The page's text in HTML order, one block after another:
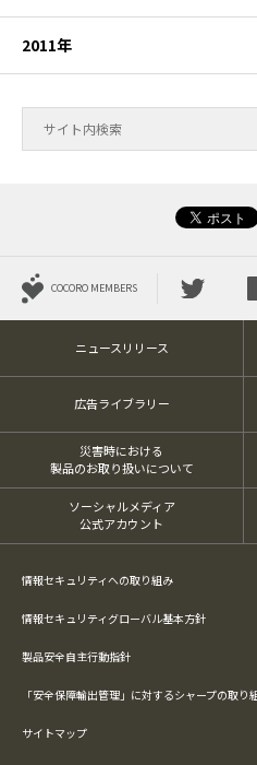
2011年
COCORO MEMBERS
ニュースリリース
広告ライブラリー
災害時における
製品のお取り扱いについて
ソーシャルメディア
公式アカウント
情報セキュリティへの取り組み
情報セキュリティグローバル基本方針
製品安全自主行動指針
「安全保障輸出管理」に対するシャープの取り
サイトマップ